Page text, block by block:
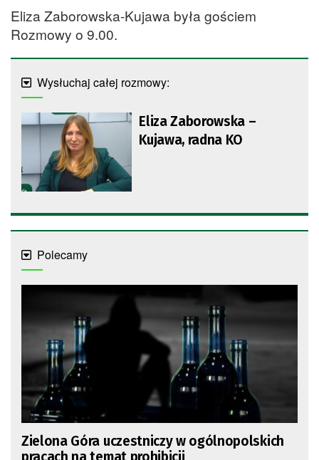
Eliza Zaborowska-Kujawa była gościem
Rozmowy o 9.00.
Wysłuchaj całej rozmowy:
Eliza Zaborowska –
Kujawa, radna KO
Polecamy
Zielona Góra uczestniczy w ogólnopolskich
pracach na temat prohibicji